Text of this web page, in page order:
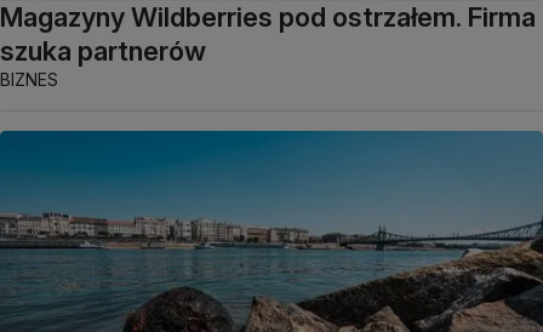
Magazyny Wildberries pod ostrzałem. Firma
szuka partnerów
BIZNES